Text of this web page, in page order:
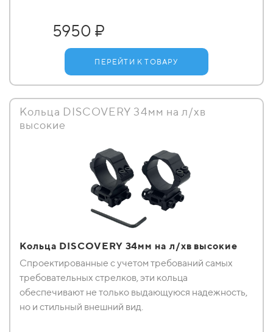
5950 ₽
ПЕРЕЙТИ К ТОВАРУ
Кольца DISCOVERY 34мм на л/хв
высокие
Кольца DISCOVERY 34мм на л/хв высокие
Спроектированные с учетом требований самых
требовательных стрелков, эти кольца
обеспечивают не только выдающуюся надежность,
но и стильный внешний вид.